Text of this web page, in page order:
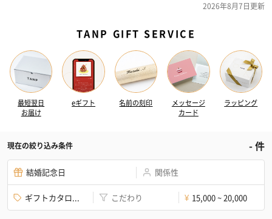
2026年8月7日更新
TANP GIFT SERVICE
最短翌日
お届け
eギフト 名前の刻印
メッセージ
カード
ラッピング
現在の絞り込み条件 -件
結婚記念日 関係性
ギフトカタロ... こだわり ¥ 15,000 ~ 20,000